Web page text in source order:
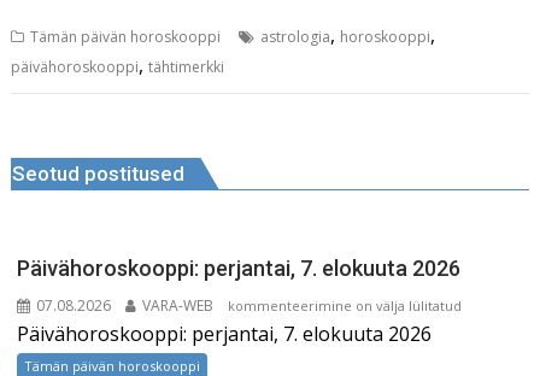
c
e
o
o
k
ai
l
k
e
n
d
di
te
r
Tämän päivän horoskooppi astrologia, horoskooppi,
päivähoroskooppi,tähtimerkki
Seotud postitused
Päivähoroskooppi: perjantai, 7. elokuuta 2026
07.08.2026 VARA-WEB
Päivähoroskooppi:
perjantai,
kommenteerimine on välja lülitatud
Päivähoroskooppi: perjantai, 7. elokuuta 2026
Tämän päivän horoskooppi